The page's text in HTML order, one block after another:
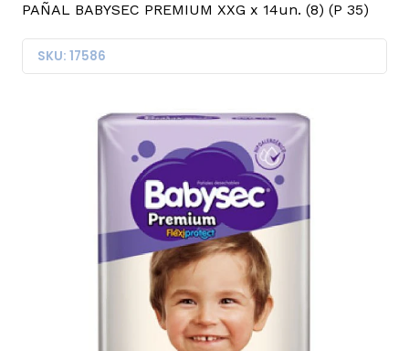
PAÑAL BABYSEC PREMIUM XXG x 14un. (8) (P 35)
SKU: 17586